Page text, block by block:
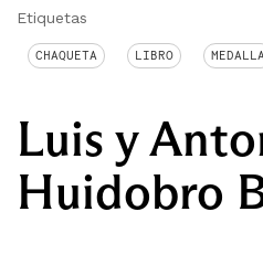
Etiquetas
CHAQUETA LIBRO
Luis y
Huidobro